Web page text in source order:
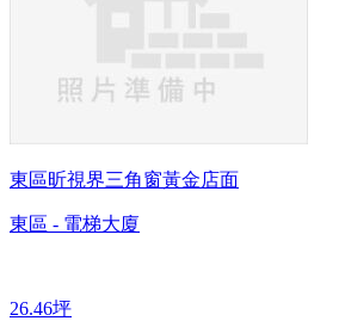
東區昕視界三角窗黃金店面
東區 - 電梯大廈
26.46坪